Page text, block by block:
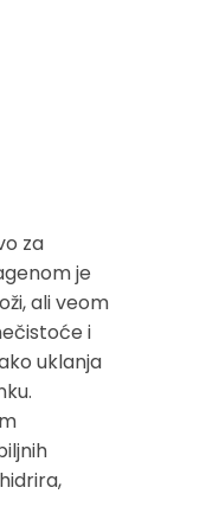
za
je
ali veom
i
uklanja